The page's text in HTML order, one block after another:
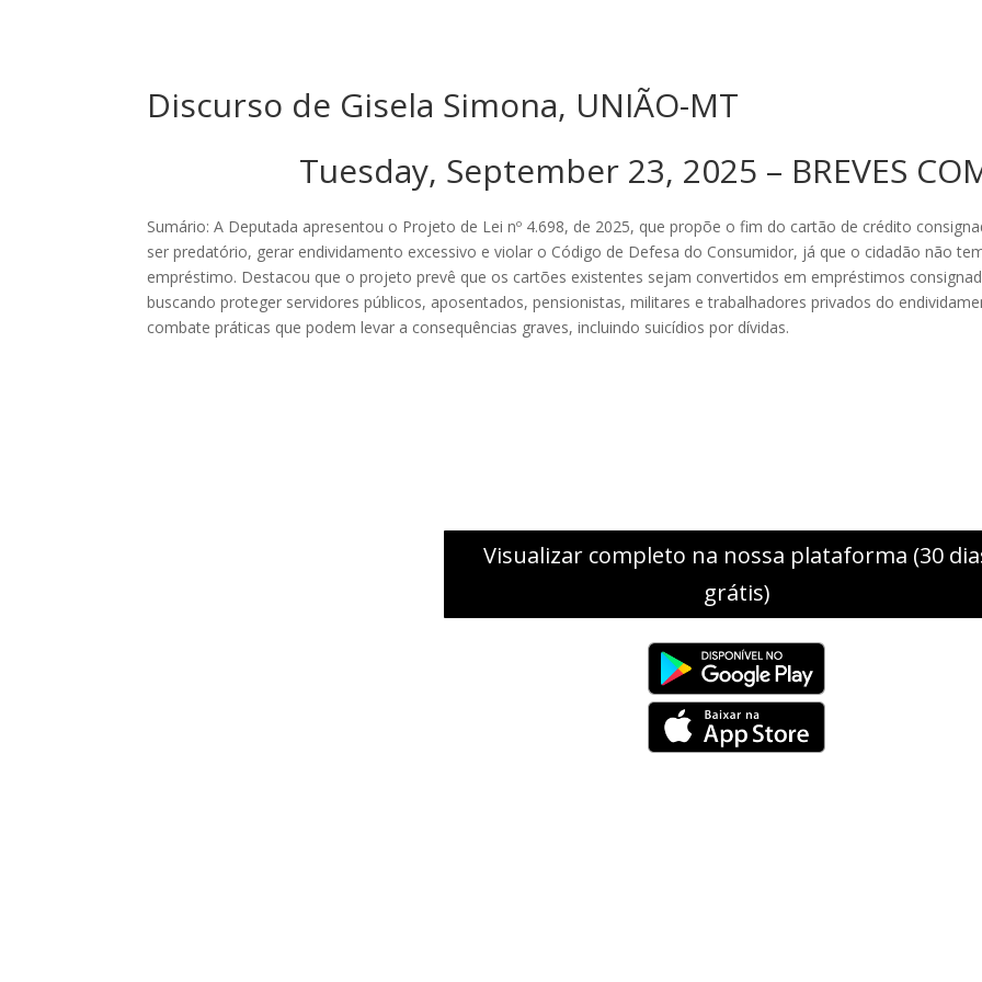
Discurso de Gisela Simona, UNIÃO-MT
Tuesday, September 23, 2025 – BREVES
Sumário: A Deputada apresentou o Projeto de Lei nº 4.698, de 2025, que propõe o fim do cartão de crédito
ser predatório, gerar endividamento excessivo e violar o Código de Defesa do Consumidor, já que o cidadão não
empréstimo. Destacou que o projeto prevê que os cartões existentes sejam convertidos em empréstimos
buscando proteger servidores públicos, aposentados, pensionistas, militares e trabalhadores privados do
combate práticas que podem levar a consequências graves, incluindo suicídios por dívidas.
Visualizar completo na nossa plataforma (30
grátis)